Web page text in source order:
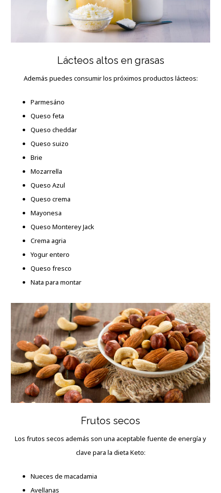
Lácteos altos en grasas
Además puedes consumir los próximos productos lácteos:
Parmesáno
Queso feta
Queso cheddar
Queso suizo
Brie
Mozarrella
Queso Azul
Queso crema
Mayonesa
Queso Monterey Jack
Crema agria
Yogur entero
Queso fresco
Nata para montar
Frutos secos
Los frutos secos además son una aceptable fuente de energía y
clave para la dieta Keto:
Nueces de macadamia
Avellanas